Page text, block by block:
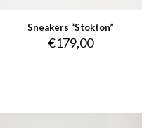
Sneakers “Stokton”
€179,00